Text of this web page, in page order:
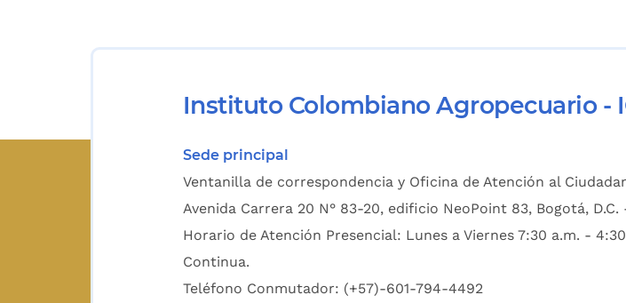
Instituto Colombiano Agropecuario -
Sede principal
Ventanilla de correspondencia y Oficina de Atención al
Avenida Carrera 20 N° 83-20, edificio NeoPoint 83, Bogotá,
Horario de Atención Presencial: Lunes a Viernes 7:30 a.m. -
Continua.
Teléfono Conmutador: (+57)-601-794-4492